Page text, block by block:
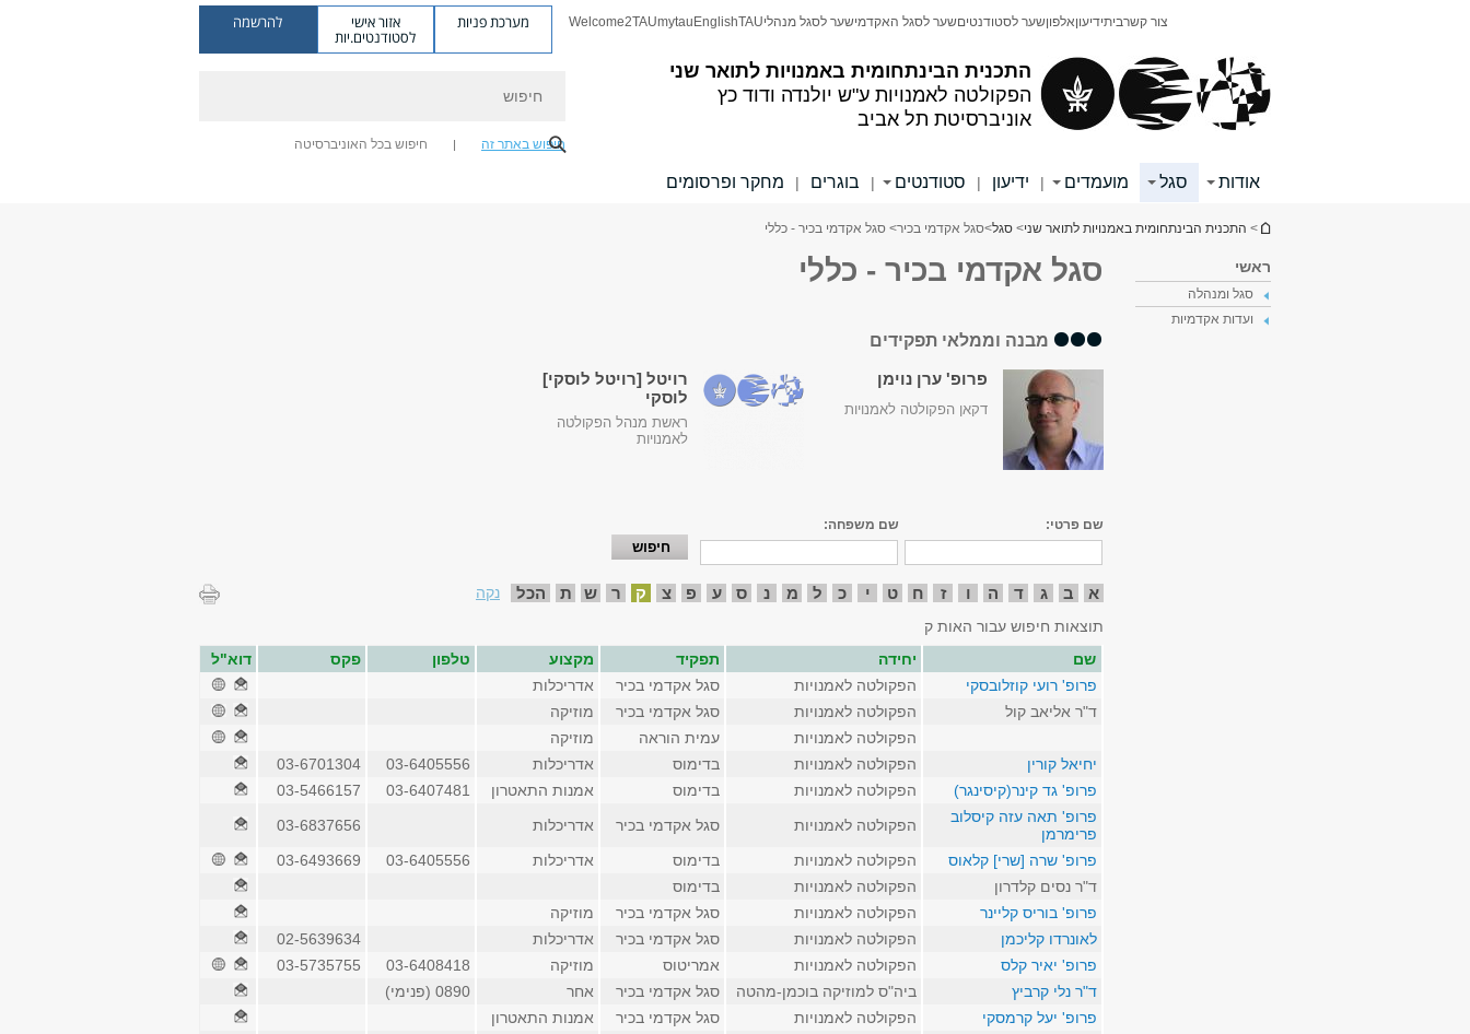
התכנית הבינתחומית באמנויות לתואר שני
הפקולטה לאמנויות ע"ש יולנדה ודוד כץ
אוניברסיטת תל אביב
צור קשרביתידיעוןאלפוןשער לסטודנטיםשער לסגל האקדמישער לסגל מנהליTAU
English
mytau
Welcome2TAU מערכת פניות אזור אישי
לסטודנטים.יות
להרשמה
חיפוש באתר זה חיפוש בכל האוניברסיטה
אודות סגל מועמדים | ידיעון | סטודנטים | בוגרים | מחקר ופרסומים
הינך נמצא כאן
> התכנית הבינתחומית באמנויות לתואר שני> סגל>סגל אקדמי בכיר> סגל אקדמי בכיר - כללי
ראשי
סגל ומנהלה
ועדות אקדמיות
סגל אקדמי בכיר - כללי
מבנה וממלאי תפקידים
פרופ' ערן נוימן
דקאן הפקולטה לאמנויות
רויטל [רויטל לוסקי]
לוסקי
ראשת מנהל הפקולטה
לאמנויות
שם פרטי: שם משפחה:
א ב ג ד ה ו ז ח ט י כ ל מ נ ס ע פ צ ק ר ש ת הכל
נקה
תוצאות חיפוש עבור האות ק
שם
יחידה תפקיד מקצוע טלפון פקס
דוא"ל
פרופ' רועי קוזלובסקי
הפקולטה לאמנויות סגל אקדמי בכיר
אדריכלות
ד"ר אליאב קול
הפקולטה לאמנויות סגל אקדמי בכיר
מוזיקה
הפקולטה לאמנויות
עמית הוראה
מוזיקה
יחיאל קורין
הפקולטה לאמנויות בדימוס אדריכלות 03-6405556
03-6701304
פרופ' גד קינר(קיסינגר)
הפקולטה לאמנויות בדימוס אמנות התאטרון 03-6407481
03-5466157
פרופ' תאה עזה קיסלוב
פרימרמן
הפקולטה לאמנויות סגל אקדמי בכיר אדריכלות
03-6837656
פרופ' שרה [שרי] קלאוס
הפקולטה לאמנויות בדימוס אדריכלות 03-6405556
03-6493669
ד"ר נסים קלדרון
הפקולטה לאמנויות
בדימוס
פרופ' בוריס קליינר
הפקולטה לאמנויות סגל אקדמי בכיר
מוזיקה
לאונרדו קליכמן
הפקולטה לאמנויות סגל אקדמי בכיר אדריכלות
02-5639634
פרופ' יאיר קלס
הפקולטה לאמנויות אמריטוס מוזיקה 03-6408418
03-5735755
ד"ר נלי קרביץ
ביה"ס למוזיקה בוכמן-מהטה סגל אקדמי בכיר אחר
0890 (פנימי)
פרופ' יעל קרמסקי
הפקולטה לאמנויות סגל אקדמי בכיר
אמנות התאטרון